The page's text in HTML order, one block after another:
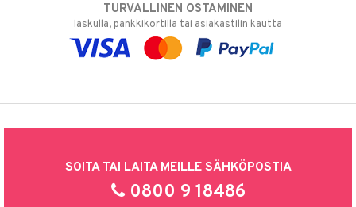
TURVALLINEN OSTAMINEN
laskulla, pankkikortilla tai asiakastilin kautta
SOITA TAI LAITA MEILLE SÄHKÖPOSTIA
0800 9 18486